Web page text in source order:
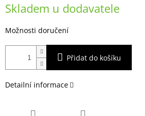
cena:
Skladem u dodavatele
Možnosti doručení
Přidat do košíku
Detailní informace